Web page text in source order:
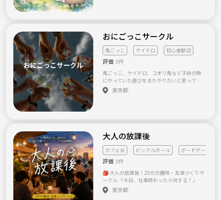
に悪い人はいないと信じてます！笑 上手い下
手なんて1ミリも関係ありません！ そんな軽い
気持ちで飛び込んできてもらえると嬉しいで
す☺️ 最高の金曜夜をスタートさせましょう！
カラオケあなたにお会いできるのを楽しみに
しています🏢🔥
意してあります😍 🌈↑全くやった事なくて
も、初心者も多いので全然大丈夫です☺️✨ 友
達ゼロでも大歓迎！「会話が苦手…」「人狼
やったことない…」そんなあなたのための、
のんびり＆ゆるふわサークルです。 実績→毎
月1回開催しており、今回で5回目位になりま
す🌈毎回最低5-6人は参加しています😊⭐️ア
ットホームな感じで楽しい雰囲気です！是非
お一人様でのご参加もお待ちしてます🌸 ◆ど
は半々位です。 ◆こんな方におすすめ！ ・人
狼をやってみたいけれど、経験者ばかりだと
不安 ・初対面で話すのが苦手、職場や面接で
うまく自分を伝えられない ・新しい趣味や仲
間がほしい、休日の午後を楽しく過ごしたい •
参加費は当日500円のみ‼️勧誘は一切無いので
心配は全くありません🤣 ◆当日の流れ ・15:0
0-15:25受付 (南小岩コミュニティ会館)
・15:30ゲームスタート ・自己紹介＆基本ルー
おにごっこサークル
鬼ごっこ ケイドロ 初心者歓迎
評価 0件
鬼ごっこ、ケイドロ、コオリ鬼など子供の時
にやっていた遊びをまたやりたいと思ってサ
ークルを作りました👹 童心に返りたい人ぜひ
参加してください✨
東京都
大人の放課後
カフェ会 ピックルボール ボードゲーム
評価 0件
🎒 大人の放課後｜20代の趣味・友達づくりサ
ークル 「今日、仕事終わったら何する？」 家
に帰って、ご飯を食べて、動画を見て寝る。
そんな日が増えていませんか？ もちろん、そ
東京都